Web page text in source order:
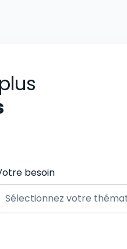
besoin